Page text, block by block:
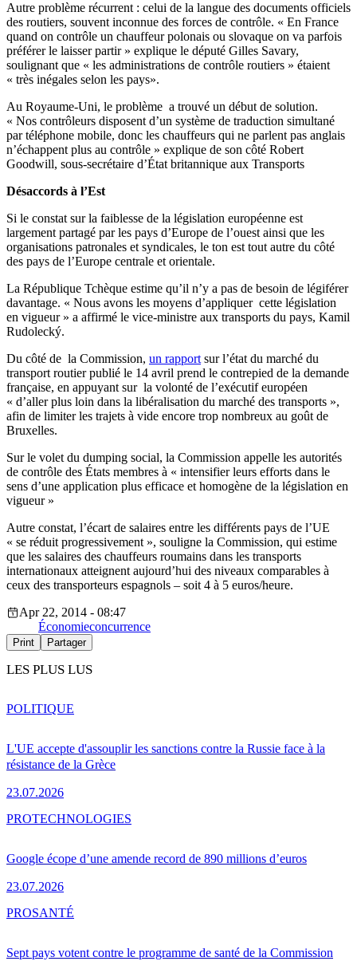
Autre problème récurrent : celui de la langue des documents officiels
des routiers, souvent inconnue des forces de contrôle. « En France
quand on contrôle un chauffeur polonais ou slovaque on va parfois
préférer le laisser partir » explique le député Gilles Savary,
soulignant que « les administrations de contrôle routiers » étaient
« très inégales selon les pays».
Au Royaume-Uni, le problème a trouvé un début de solution.
« Nos contrôleurs disposent d’un système de traduction simultané
par téléphone mobile, donc les chauffeurs qui ne parlent pas anglais
n’échappent plus au contrôle » explique de son côté Robert
Goodwill, sous-secrétaire d’État britannique aux Transports
Désaccords à l’Est
Si le constat sur la faiblesse de la législation européenne est
largement partagé par les pays d’Europe de l’ouest ainsi que les
organisations patronales et syndicales, le ton est tout autre du côté
des pays de l’Europe centrale et orientale.
La République Tchèque estime qu’il n’y a pas de besoin de légiférer
davantage. « Nous avons les moyens d’appliquer cette législation
en vigueur » a affirmé le vice-ministre aux transports du pays, Kamil
Rudolecký.
Du côté de la Commission, un rapport sur l’état du marché du
transport routier publié le 14 avril prend le contrepied de la demande
française, en appuyant sur la volonté de l’exécutif européen
« d’aller plus loin dans la libéralisation du marché des transports »,
afin de limiter les trajets à vide encore trop nombreux au goût de
Bruxelles.
Sur le volet du dumping social, la Commission appelle les autorités
de contrôle des États membres à « intensifier leurs efforts dans le
sens d’une application plus efficace et homogène de la législation en
vigueur »
Autre constat, l’écart de salaires entre les différents pays de l’UE
« se réduit progressivement », souligne la Commission, qui estime
que les salaires des chauffeurs roumains dans les transports
internationaux atteignent aujourd’hui des niveaux comparables à
ceux des transporteurs espagnols – soit 4 à 5 euros/heure.
Apr 22, 2014 - 08:47
Économieconcurrence
Print Partager
LES PLUS LUS
L'UE accepte d'assouplir les sanctions contre la Russie face à la
résistance de la Grèce
23.07.2026
POLITIQUE
Google écope d’une amende record de 890 millions d’euros
23.07.2026
PROTECHNOLOGIES
Sept pays votent contre le programme de santé de la Commission
PROSANTÉ